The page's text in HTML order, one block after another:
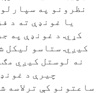
نظرونو په
یا غونډې ته د
کړي. د غونډې په
کیږي. ستاسو لیکل
نه لوستل کیږي
ساعتونو کې ترلاسه